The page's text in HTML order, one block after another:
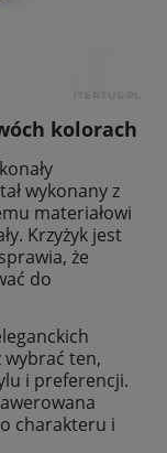
kolorach
wykonany z
materiałowi
Krzyżyk jest
że
do
wybrać ten,
i preferencji.
charakteru i